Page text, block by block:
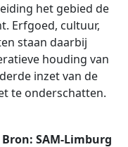
het gebied de
Erfgoed, cultuur,
staan daarbij
houding van
inzet van de
te onderschatten.